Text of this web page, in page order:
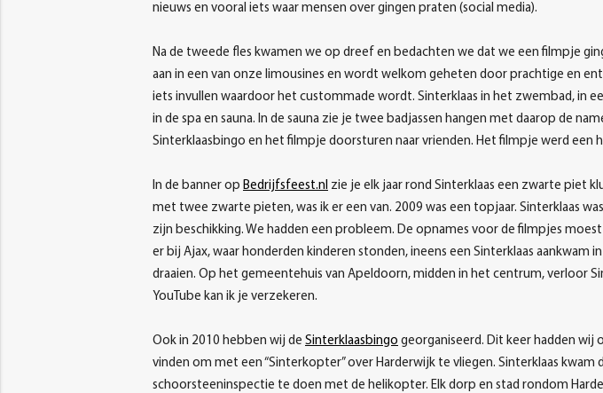
nieuws en vooral iets waar mensen over gingen praten (social media).
Na de tweede fles kwamen we op dreef en bedachten we dat we een filmpje
aan in een van onze limousines en wordt welkom geheten door prachtige en
iets invullen waardoor het custommade wordt. Sinterklaas in het zwembad, in
in de spa en sauna. In de sauna zie je twee badjassen hangen met daarop de
Sinterklaasbingo en het filmpje doorsturen naar vrienden. Het filmpje werd een
In de banner op Bedrijfsfeest.nl zie je elk jaar rond Sinterklaas een zwarte piet
met twee zwarte pieten, was ik er een van. 2009 was een topjaar. Sinterklaas
zijn beschikking. We hadden een probleem. De opnames voor de filmpjes
er bij Ajax, waar honderden kinderen stonden, ineens een Sinterklaas
draaien. Op het gemeentehuis van Apeldoorn, midden in het centrum, verloor
YouTube kan ik je verzekeren.
Ook in 2010 hebben wij de Sinterklaasbingo georganiseerd. Dit keer hadden
vinden om met een “Sinterkopter” over Harderwijk te vliegen. Sinterklaas
schoorsteeninspectie te doen met de helikopter. Elk dorp en stad rondom